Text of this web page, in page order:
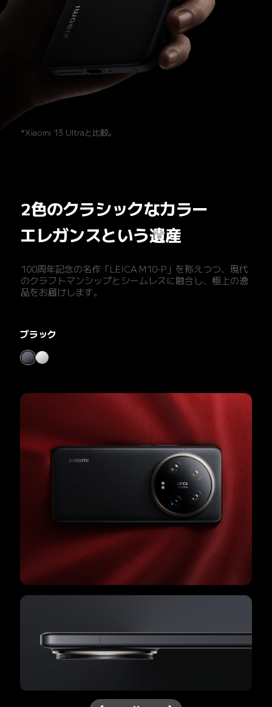
*Xiaomi 13 Ultraと比較。
2色のクラシックなカラー
エレガンスという遺産
100周年記念の名作「LEICA M10-P」を称えつつ、現代
のクラフトマンシップとシームレスに融合し、極上の逸
品をお届けします。
ホワイト